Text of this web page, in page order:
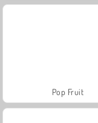
Pop Fruit